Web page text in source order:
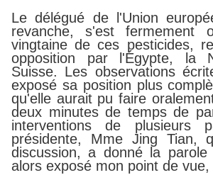
Le délégué de l'Union
revanche, s'est fermement
vingtaine de ces pesticides,
opposition par l'Égypte, la
Suisse. Les observations
exposé sa position plus
qu'elle aurait pu faire
deux minutes de temps de
interventions de plusieurs
présidente, Mme Jing Tian,
discussion, a donné la
alors exposé mon point de